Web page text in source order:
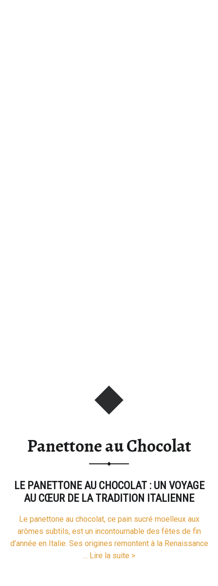
Panettone au Chocolat
LE PANETTONE AU CHOCOLAT : UN VOYAGE
AU CŒUR DE LA TRADITION ITALIENNE
Le panettone au chocolat, ce pain sucré moelleux aux
arômes subtils, est un incontournable des fêtes de fin
d’année en Italie. Ses origines remontent à la Renaissance
… Lire la suite >